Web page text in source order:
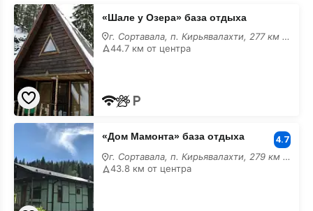
«Шале
у
Озера»
база
отдыха
«Шале у Озера» база отдыха
г. Сортавала, п. Кирьявалахти, 277 км трассы А-121,
44.7 км от центра
«Дом
Мамонта»
отдыха
«Дом Мамонта» база отдыха 4.7
г. Сортавала, п. Кирьявалахти, 279 км трассы А-121,
43.8 км от центра